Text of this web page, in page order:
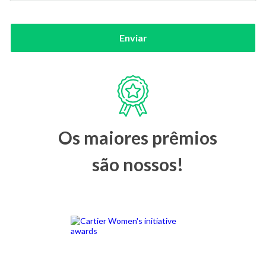
Enviar
Os maiores prêmios
são nossos!